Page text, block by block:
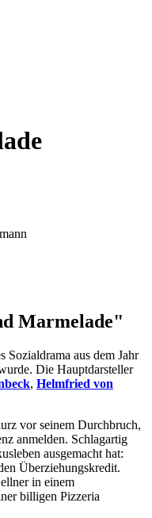
Marmelade"
Sozialdrama aus dem Jahr
Die Hauptdarsteller
, Helmfried von
vor seinem Durchbruch,
anmelden. Schlagartig
ausgemacht hat:
Überziehungskredit.
in einem
billigen Pizzeria